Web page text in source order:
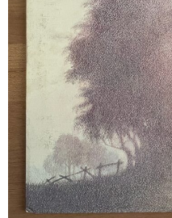
Categories
New Arrivals
新譜
GG RECORD （当店のレ
全商品
JAZZ-US